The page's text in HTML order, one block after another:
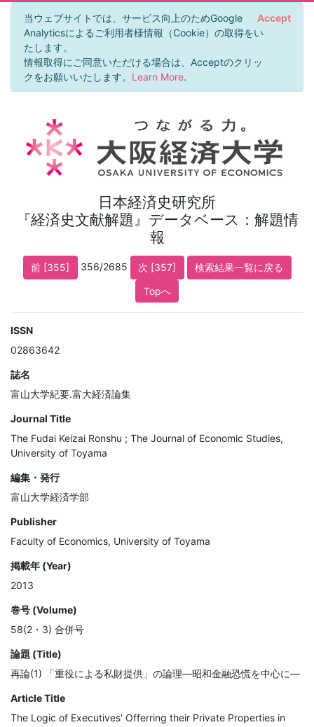
当ウェブサイトでは、サービス向上のためGoogle
Analyticsによるご利用者様情報（Cookie）の取得をい
たします。
情報取得にご同意いただける場合は、Acceptのクリッ
クをお願いいたします。 Learn More.
Accept
日本経済史研究所
『経済史文献解題』データベース：解題情
報
前 [355] 356/2685 次 [357]
検索結果一覧に戻る
Topへ
ISSN
02863642
誌名
富山大学紀要.富大経済論集
Journal Title
The Fudai Keizai Ronshu ; The Journal of Economic Studies,
University of Toyama
編集・発行
富山大学経済学部
Publisher
Faculty of Economics, University of Toyama
掲載年 (Year)
2013
巻号 (Volume)
58(2・3) 合併号
論題 (Title)
再論(1) 「重役による私財提供」の論理―昭和金融恐慌を中心に―
Article Title
The Logic of Executives' Offerring their Private Properties in